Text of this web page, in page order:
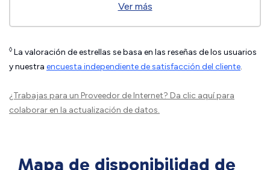
Ver más
◊ La valoración de estrellas se basa en las reseñas de los usuarios
y nuestra encuesta independiente de satisfacción del cliente.
¿Trabajas para un Proveedor de Internet? Da clic aquípara
colaborar en la actualización de datos.
Mapa de disponibilidad de